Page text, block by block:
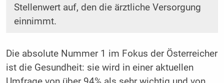
Stellenwert auf, den die ärztliche Versorgung
einnimmt.
Die absolute Nummer 1 im Fokus der Österreicher
ist die Gesundheit: sie wird in einer aktuellen